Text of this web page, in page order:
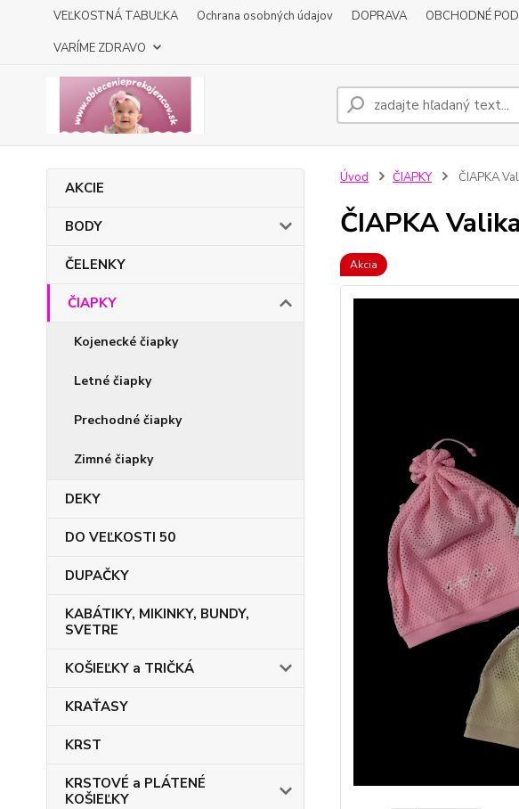
VEĽKOSTNÁ TABUĽKA Ochrana osobných údajov DOPRAVA OBCHODNÉ
VARÍME ZDRAVO
AKCIE
BODY
ČELENKY
ČIAPKY
Kojenecké čiapky
Letné čiapky
Prechodné čiapky
Zimné čiapky
DEKY
DO VEĽKOSTI 50
DUPAČKY
KABÁTIKY, MIKINKY, BUNDY,
SVETRE
KOŠIEĽKY a TRIČKÁ
KRAŤASY
KRST
KRSTOVÉ a PLÁTENÉ
KOŠIEĽKY
Úvod ČIAPKY ČIAPKA
ČIAPKA Valika
Akcia